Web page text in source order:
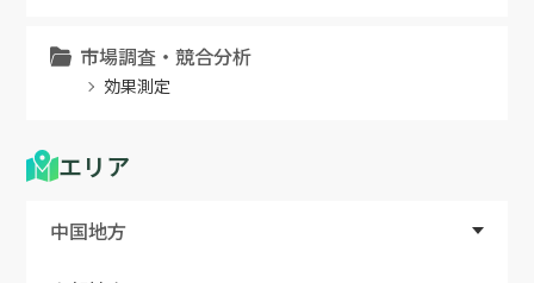
市場調査・競合分析
効果測定
エリア
中国地方